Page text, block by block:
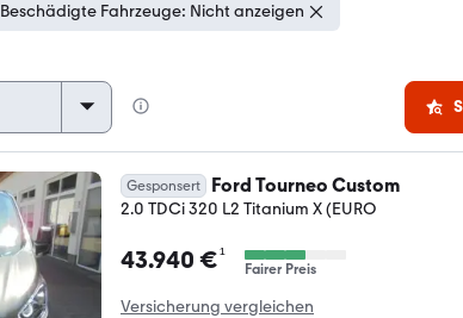
Beschädigte Fahrzeuge: Nicht anzeigen
Gesponsert Ford Tourneo Custom
2.0 TDCi 320 L2 Titanium X (EURO
43.940 €¹
Fairer Preis
Versicherung vergleichen